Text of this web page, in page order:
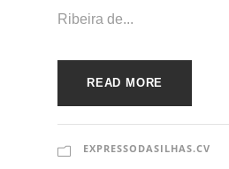
Ribeira de...
READ MORE
EXPRESSODASILHAS.CV